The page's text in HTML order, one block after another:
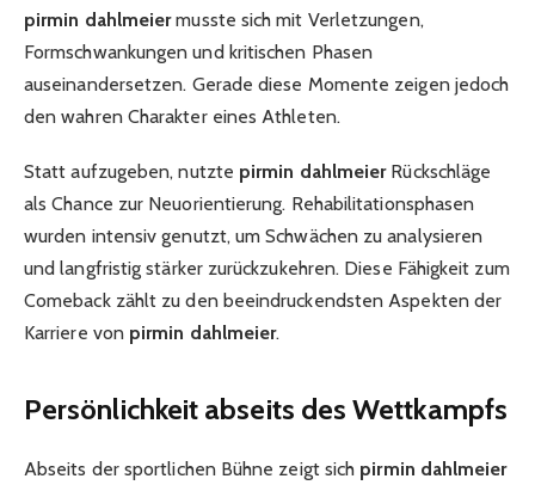
pirmin dahlmeiermusste sich mit Verletzungen,
Formschwankungen und kritischen Phasen
auseinandersetzen. Gerade diese Momente zeigen jedoch
den wahren Charakter eines Athleten.
Statt aufzugeben, nutzte pirmin dahlmeierRückschläge
als Chance zur Neuorientierung. Rehabilitationsphasen
wurden intensiv genutzt, um Schwächen zu analysieren
und langfristig stärker zurückzukehren. Diese Fähigkeit zum
Comeback zählt zu den beeindruckendsten Aspekten der
Karriere von pirmin dahlmeier.
Persönlichkeit abseits des Wettkampfs
Abseits der sportlichen Bühne zeigt sich pirmin dahlmeier